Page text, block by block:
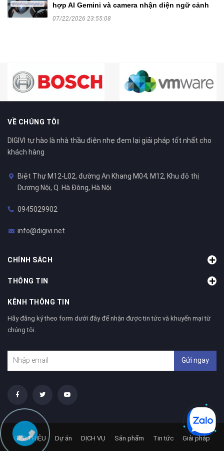
hợp AI Gemini và camera nhận diện ngữ cảnh
07/22/2026 23:55:08
VỀ CHÚNG TÔI
DIGIVI tự hào là nhà thầu điện nhẹ đem lại giải pháp tốt nhất cho
khách hàng
Biệt Thự M12-L02, đường An Khang M04; M12, Khu đô thị
Dương Nội, Q. Hà Đông, Hà Nội
0945029902
info@digivi.net
CHÍNH SÁCH
THÔNG TIN
KÊNH THÔNG TIN
Hãy đăng ký theo form dưới đây để nhận được tin tức và khuyến mại từ
chúng tôi.
Gửi ngay
GIỚI THIỆU Dự án DỊCH VỤ Sản phẩm Tin tức Giải pháp